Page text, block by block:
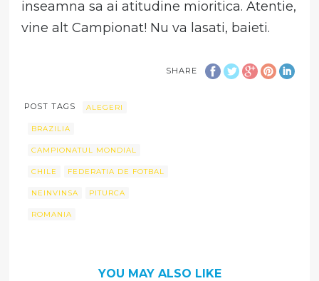
inseamna sa ai atitudine mioritica. Atentie,
vine alt Campionat! Nu va lasati, baieti.
SHARE
POST TAGS ALEGERI
BRAZILIA
CAMPIONATUL MONDIAL
CHILE FEDERATIA DE FOTBAL
NEINVINSA PITURCA
ROMANIA
YOU MAY ALSO LIKE